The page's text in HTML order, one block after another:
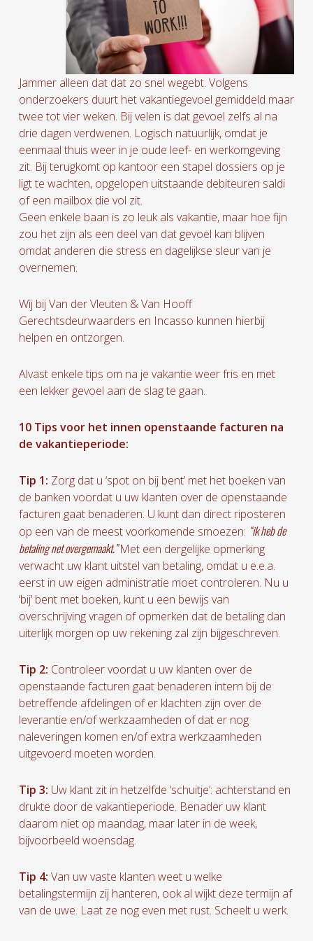
Jammer alleen dat dat zo snel wegebt. Volgens
onderzoekers duurt het vakantiegevoel gemiddeld maar
twee tot vier weken. Bij velen is dat gevoel zelfs al na
drie dagen verdwenen. Logisch natuurlijk, omdat je
eenmaal thuis weer in je oude leef- en werkomgeving
zit. Bij terugkomt op kantoor een stapel dossiers op je
ligt te wachten, opgelopen uitstaande debiteuren saldi
of een mailbox die vol zit.
Geen enkele baan is zo leuk als vakantie, maar hoe fijn
zou het zijn als een deel van dat gevoel kan blijven
omdat anderen die stress en dagelijkse sleur van je
overnemen.
Wij bij Van der Vleuten & Van Hooff
Gerechtsdeurwaarders en Incasso kunnen hierbij
helpen en ontzorgen.
Alvast enkele tips om na je vakantie weer fris en met
een lekker gevoel aan de slag te gaan.
10 Tips voor het innen openstaande facturen na
de vakantieperiode:
Tip 1: Zorg dat u ‘spot on bij bent’ met het boeken van
de banken voordat u uw klanten over de openstaande
facturen gaat benaderen. U kunt dan direct riposteren
op een van de meest voorkomende smoezen: “ik heb de
betaling net overgemaakt.”Met een dergelijke opmerking
verwacht uw klant uitstel van betaling, omdat u e.e.a.
eerst in uw eigen administratie moet controleren. Nu u
‘bij’ bent met boeken, kunt u een bewijs van
overschrijving vragen of opmerken dat de betaling dan
uiterlijk morgen op uw rekening zal zijn bijgeschreven.
Tip 2: Controleer voordat u uw klanten over de
openstaande facturen gaat benaderen intern bij de
betreffende afdelingen of er klachten zijn over de
leverantie en/of werkzaamheden of dat er nog
naleveringen komen en/of extra werkzaamheden
uitgevoerd moeten worden.
Tip 3: Uw klant zit in hetzelfde ‘schuitje’: achterstand en
drukte door de vakantieperiode. Benader uw klant
daarom niet op maandag, maar later in de week,
bijvoorbeeld woensdag.
Tip 4: Van uw vaste klanten weet u welke
betalingstermijn zij hanteren, ook al wijkt deze termijn af
van de uwe. Laat ze nog even met rust. Scheelt u werk.